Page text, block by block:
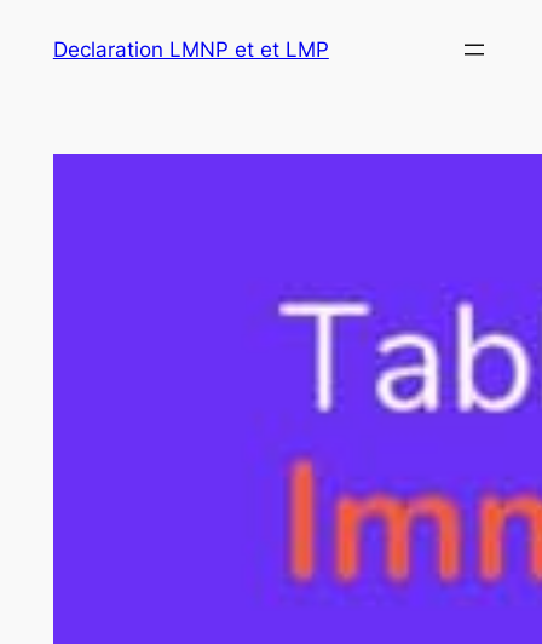
Declaration LMNP et et LMP